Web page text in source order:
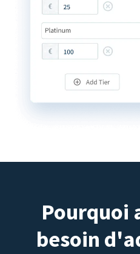
Pourquoi
besoin